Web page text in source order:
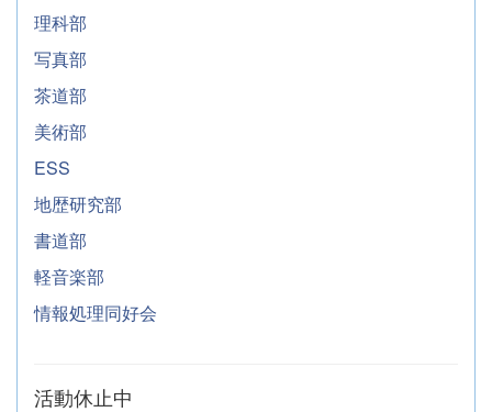
理科部
写真部
茶道部
美術部
ESS
地歴研究部
書道部
軽音楽部
情報処理同好会
活動休止中